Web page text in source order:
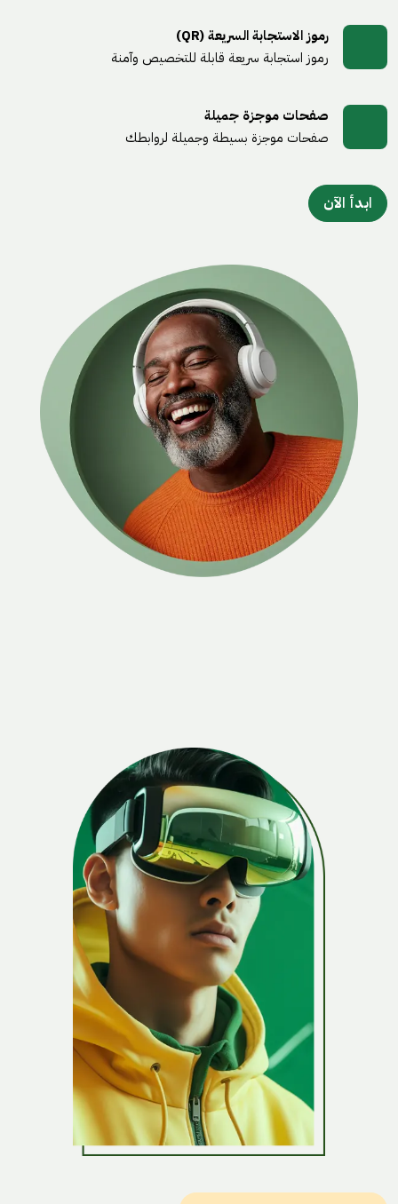
رموز الاستجابة السريعة (QR)
رموز استجابة سريعة قابلة للتخصيص وآمنة
صفحات موجزة جميلة
صفحات موجزة بسيطة وجميلة لروابطك
ابدأ الآن